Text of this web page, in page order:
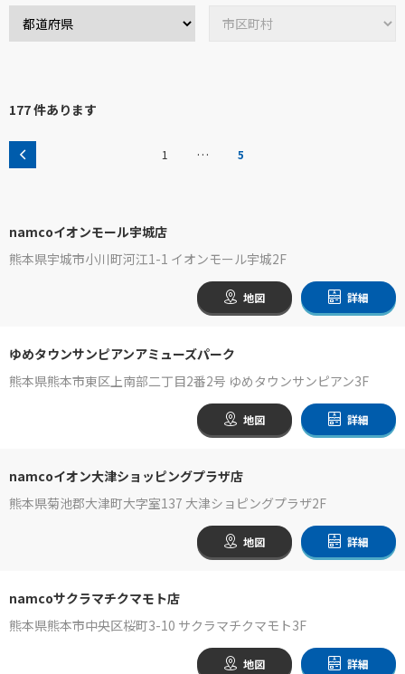
177 件あります
1 … 5
namcoイオンモール宇城店
熊本県宇城市小川町河江1-1 イオンモール宇城2F
地図 詳細
ゆめタウンサンピアンアミューズパーク
熊本県熊本市東区上南部二丁目2番2号 ゆめタウンサンピアン3F
地図 詳細
namcoイオン大津ショッピングプラザ店
熊本県菊池郡大津町大字室137 大津ショピングプラザ2F
地図 詳細
namcoサクラマチクマモト店
熊本県熊本市中央区桜町3-10 サクラマチクマモト3F
地図 詳細